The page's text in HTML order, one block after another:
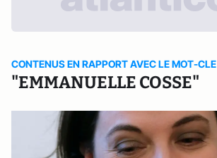
CONTENUS EN RAPPORT AVEC LE MOT-CLE
"EMMANUELLE COSSE"